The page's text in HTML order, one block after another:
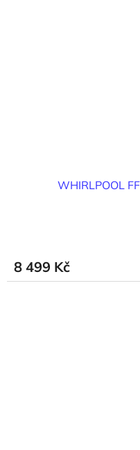
WHIRLPOOL
je
3,9
8 499 Kč